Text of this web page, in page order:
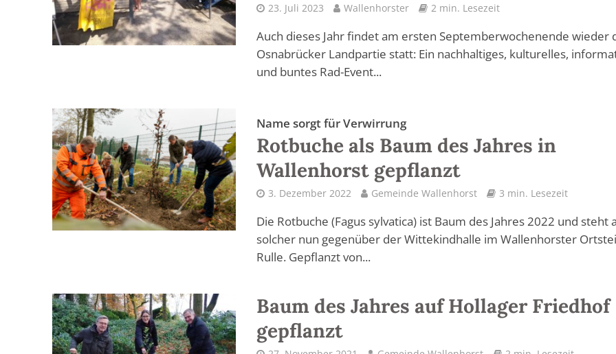
23. Juli 2023 Wallenhorster 2 min. Lesezeit
Auch dieses Jahr findet am ersten Septemberwochenende wieder
Osnabrücker Landpartie statt: Ein nachhaltiges, kulturelles,
und buntes Rad-Event...
Name sorgt für Verwirrung
Rotbuche als Baum des Jahres in
Wallenhorst gepflanzt
3. Dezember 2022 Gemeinde Wallenhorst 3 min. Lesezeit
Die Rotbuche (Fagus sylvatica) ist Baum des Jahres 2022 und steht
solcher nun gegenüber der Wittekindhalle im Wallenhorster
Rulle. Gepflanzt von...
Baum des Jahres auf Hollager Friedhof
gepflanzt